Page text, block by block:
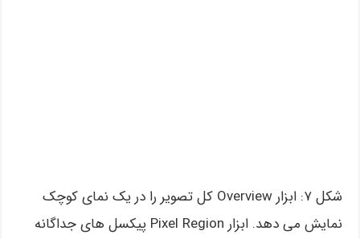
شکل ۷: ابزار Overview کل تصویر را در یک نمای کوچک
نمایش می دهد. ابزار Pixel Region پیکسل های جداگانه